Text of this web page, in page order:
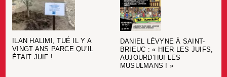
ILAN HALIMI, TUÉ IL Y A
VINGT ANS PARCE QU’IL
ÉTAIT JUIF !
DANIEL LÉVYNE À SAINT-
BRIEUC : « HIER LES JUIFS,
AUJOURD’HUI LES
MUSULMANS ! »